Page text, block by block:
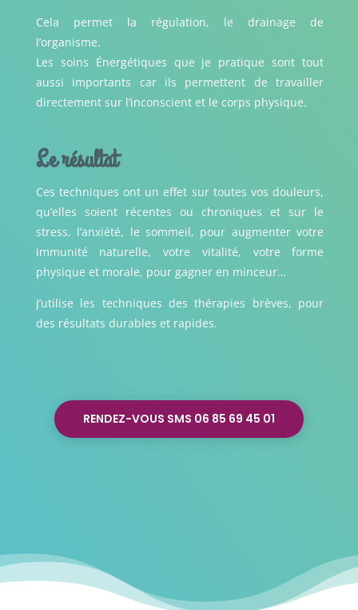
Cela permet la régulation, le drainage de
l’organisme.
Les soins Énergétiques que je pratique sont tout
aussi importants car ils permettent de travailler
directement sur l’inconscient et le corps physique.
Le résultat
Ces techniques ont un effet sur toutes vos douleurs,
qu’elles soient récentes ou chroniques et sur le
stress, l’anxiété, le sommeil, pour augmenter votre
immunité naturelle, votre vitalité, votre forme
physique et morale, pour gagner en minceur…
J’utilise les techniques des thérapies brèves, pour
des résultats durables et rapides.
RENDEZ-VOUS SMS 06 85 69 45 01